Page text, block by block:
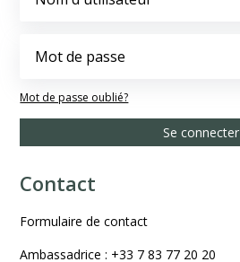
Mot de passe oublié?
Se connecter
Contact
Formulaire de contact
Ambassadrice : +33 7 83 77 20 20